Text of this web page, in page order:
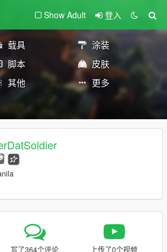
Show Adult 登入
载具
涂装
脚本
皮肤
其他 更多
写了364个评论 上传了0个视频